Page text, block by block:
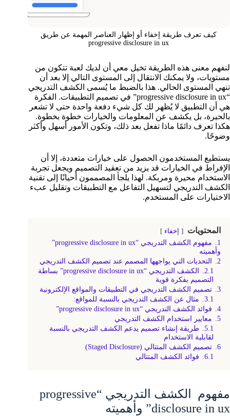
كيف تعرف طريقة إخفاء أو إظهار العناصر المهمة عن طريق
progressive disclosure in ux
لنفهم معنى هذه الطريقة تخيل معي أن لديك لعبة تتكون من
مستويات، ولا يمكنك الانتقال إلى المستوى التالي إلا بعد أن
تنهي المستوى الحالي. هذا بالضبط ما يُسمى الكشف التدريجي
“progressive disclosure in ux” في تصميم التطبيقات. الفكرة
هي أن التطبيق لا يُظهر لك كل شيء دفعة واحدة حتى لا تشعر
بالحيرة، بل يكشف عن المعلومات والخيارات خطوة بخطوة.
هكذا تعرف دائمًا ماذا تفعل بعد ذلك، وتكون الأمور أسهل وأكثر
وضوحًا.
يستطيع المستخدمون الحصول على خيارات متعددة، إلا أن
الإفراط في الخيارات قد يزيد من تعقيد التصميم ويجعل تجربة
الاستخدام محيرة ومربكة. لهذا يلجأ المصممون أحيانًا إلى تقنية
الكشف التدريجي لتسهيل التفاعل مع التطبيقات وتقليل عبء
الاختيارات على المستخدم.
المحتويات إخفاء
1.
مفهوم الكشف التدريجي “progressive disclosure in ux”
وأهميته
2.
التحديات التي يواجهها المصمم عند تصميم الكشف التدريجي
2.1.
الكشف التدريجي “progressive disclosure in ux” بساطة
التصميم بفكرة قوية
3.
تصميم الكشف التدريجي في التطبيقات والمواقع الإلكترونية
3.1.
مثال عن الكشف التدريجي بالنسبة للمواقع:
4.
فوائد الكشف التدريجي “progressive disclosure in ux”
5.
معايير استخدام الكشف التدريجي
5.1.
طريقة إنشاء تصميم يدعم الكشف التدريجي بالنسبة
لقابلية الاستخدام
6.
تصميم الكشف المتتالي (Staged Disclosure)
6.1.
فوائد الكشف المتتالي
مفهوم الكشف التدريجي “progressive
disclosure in ux” وأهميته